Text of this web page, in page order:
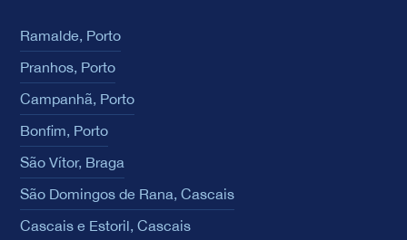
Ramalde, Porto
Pranhos, Porto
Campanhã, Porto
Bonfim, Porto
São Vítor, Braga
São Domingos de Rana, Cascais
Cascais e Estoril, Cascais